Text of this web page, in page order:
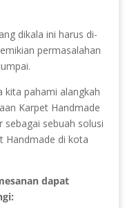
dikala ini harus di-
permasalahan
kita pahami alangkah
Karpet Handmade
sebagai sebuah solusi
Handmade di kota
dapat